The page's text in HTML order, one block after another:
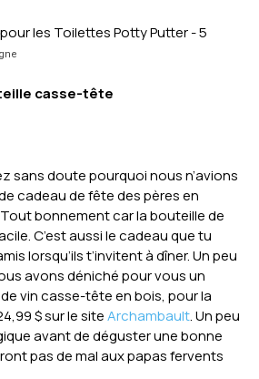
casse-tête
sans doute pourquoi nous n’avions
cadeau de fête des pères en
bonnement car la bouteille de
C’est aussi le cadeau que tu
lorsqu’ils t’invitent à dîner. Un peu
avons déniché pour vous un
vin casse-tête en bois, pour la
$ sur le siteArchambault. Un peu
avant de déguster une bonne
pas de mal aux papas fervents